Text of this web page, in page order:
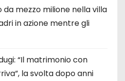
mezzo milione nella villa
in azione mentre gli
“Il matrimonio con
la svolta dopo anni